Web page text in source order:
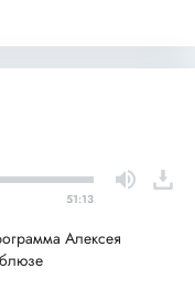
51:13
Алексея